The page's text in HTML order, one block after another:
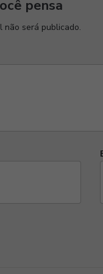
pensa
não será publicado.